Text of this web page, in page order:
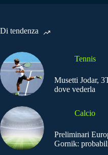
Di tendenza
Tennis
Musetti Jodar,
dove vederla
Calcio
Preliminari
Gornik: